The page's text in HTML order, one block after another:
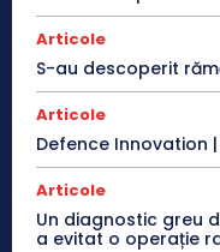
Articole
S-au descoperit
Articole
Defence Innovation
Articole
Un diagnostic greu
a evitat o operație